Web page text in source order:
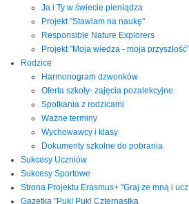
Ja i Ty w świecie pieniądza
Projekt "Stawiam na naukę"
Responsible Nature Explorers
Projekt "Moja wiedza - moja przyszłość"
Rodzice
Harmonogram dzwonków
Oferta szkoły- zajęcia pozalekcyjne
Spotkania z rodzicami
Ważne terminy
Wychowawcy i klasy
Dokumenty szkolne do pobrania
Sukcesy Uczniów
Sukcesy Sportowe
Strona Projektu Erasmus+ "Graj ze mną i
Gazetka "Puk! Puk! Czternastka